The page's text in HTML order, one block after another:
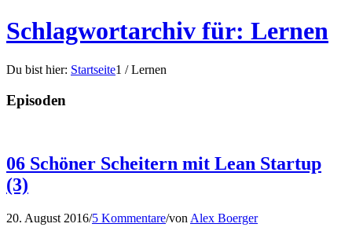
Schlagwortarchiv für: Lernen
Du bist hier: Startseite1 / Lernen
Episoden
06 Schöner Scheitern mit Lean Startup
(3)
20. August 2016/5 Kommentare/von Alex Boerger